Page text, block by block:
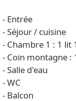
- Entrée
- Séjour / cuisine
- Chambre 1 : 1 lit
- Coin montagne :
- Salle d'eau
- WC
- Balcon